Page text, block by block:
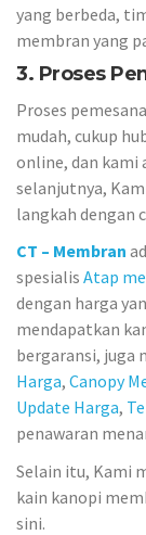
yang berbeda,
membran yang
3. Proses
Proses
mudah, cukup
online, dan kami
selanjutnya,
langkah dengan
CT – Membran
spesialis Atap
dengan harga
mendapatkan
bergaransi, juga
Harga, Canopy
Update Harga,
penawaran
Selain itu, Kami
kain kanopi
sini.